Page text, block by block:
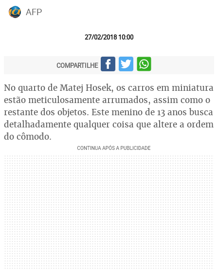
AFP
27/02/2018 10:00
COMPARTILHE
No quarto de Matej Hosek, os carros em miniatura
estão meticulosamente arrumados, assim como o
restante dos objetos. Este menino de 13 anos busca
detalhadamente qualquer coisa que altere a ordem
do cômodo.